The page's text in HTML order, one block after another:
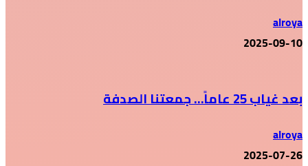
alroya
2025-09-10
بعد غياب 25 عاماً… جمعتنا الصدفة
alroya
2025-07-26